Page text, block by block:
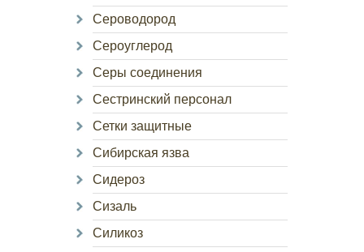
Сероводород
Сероуглерод
Серы соединения
Сестринский персонал
Сетки защитные
Сибирская язва
Сидероз
Сизаль
Силикоз